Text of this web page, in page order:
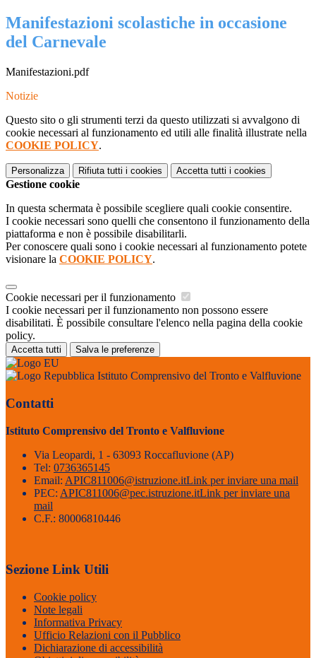
Manifestazioni scolastiche in occasione
del Carnevale
Manifestazioni.pdf
Notizie
Questo sito o gli strumenti terzi da questo utilizzati si avvalgono di
cookie necessari al funzionamento ed utili alle finalità illustrate nella
COOKIE POLICY.
Personalizza Rifiuta tutti i cookies Accetta tutti i cookies
Gestione cookie
In questa schermata è possibile scegliere quali cookie consentire.
I cookie necessari sono quelli che consentono il funzionamento della
piattaforma e non è possibile disabilitarli.
Per conoscere quali sono i cookie necessari al funzionamento potete
visionare la COOKIE POLICY.
Cookie necessari per il funzionamento
I cookie necessari per il funzionamento non possono essere
disabilitati. È possibile consultare l'elenco nella pagina della cookie
policy.
Accetta tutti Salva le preferenze
Istituto Comprensivo del Tronto e Valfluvione
Contatti
Istituto Comprensivo del Tronto e Valfluvione
Via Leopardi, 1 - 63093 Roccafluvione (AP)
Tel: 0736365145
Email: APIC811006@istruzione.itLink per inviare una mail
PEC: APIC811006@pec.istruzione.itLink per inviare una
mail
C.F.: 80006810446
Sezione Link Utili
Cookie policy
Note legali
Informativa Privacy
Ufficio Relazioni con il Pubblico
Dichiarazione di accessibilità